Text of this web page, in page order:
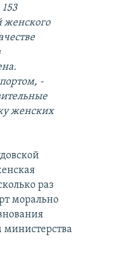
женского
-
женских
раз
морально
министерства